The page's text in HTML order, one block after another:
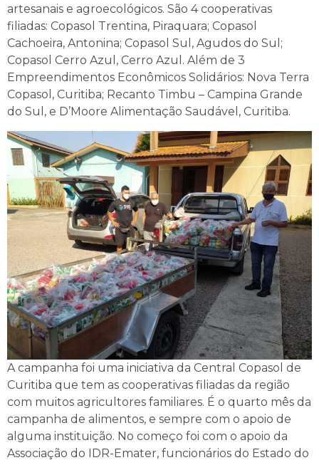
artesanais e agroecológicos. São 4 cooperativas
filiadas: Copasol Trentina, Piraquara; Copasol
Cachoeira, Antonina; Copasol Sul, Agudos do Sul;
Copasol Cerro Azul, Cerro Azul. Além de 3
Empreendimentos Econômicos Solidários: Nova Terra
Copasol, Curitiba; Recanto Timbu – Campina Grande
do Sul, e D’Moore Alimentação Saudável, Curitiba.
A campanha foi uma iniciativa da Central Copasol de
Curitiba que tem as cooperativas filiadas da região
com muitos agricultores familiares. É o quarto mês da
campanha de alimentos, e sempre com o apoio de
alguma instituição. No começo foi com o apoio da
Associação do IDR-Emater, funcionários do Estado do